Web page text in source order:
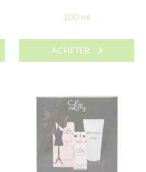
100 ml
ACHETER